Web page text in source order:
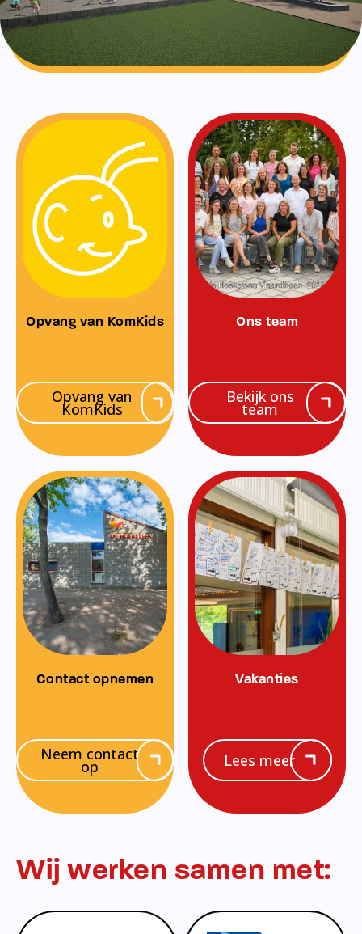
Opvang van KomKids
Opvang van
KomKids
Ons team
Bekijk ons
team
Contact opnemen
Neem contact
op
Vakanties
Lees meer
Wij werken samen met: